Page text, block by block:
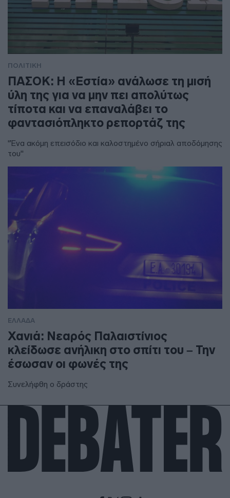
ΠΟΛΙΤΙΚΗ
ΠΑΣΟΚ: Η «Εστία» ανάλωσε τη μισή
ύλη της για να μην πει απολύτως
τίποτα και να επαναλάβει το
φαντασιόπληκτο ρεπορτάζ της
"Ένα ακόμη επεισόδιο και καλοστημένο σήριαλ αποδόμησης
του"
ΕΛΛΑΔΑ
Χανιά: Νεαρός Παλαιστίνιος
κλείδωσε ανήλικη στο σπίτι του – Την
έσωσαν οι φωνές της
Συνελήφθη ο δράστης